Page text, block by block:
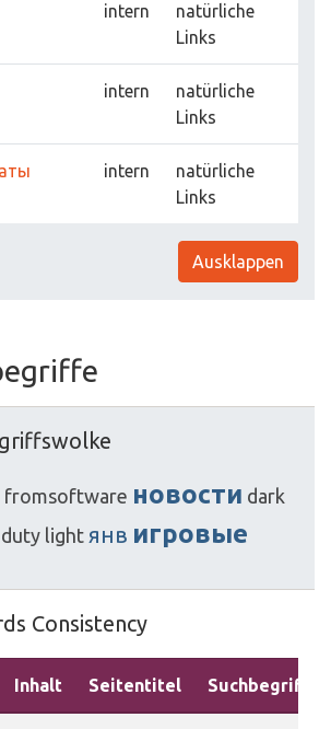
intern
natürliche
Links
intern
natürliche
Links
intern
natürliche
Links
Ausklappen
fromsoftware новости dark
duty light янв игровые
Consistency
Inhalt Seitentitel Suchbegriffe